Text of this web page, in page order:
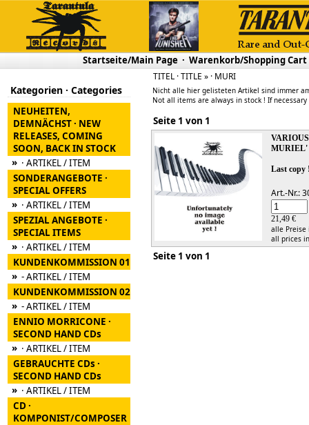
Startseite/Main Page · Warenkorb/Shopping Cart
Kategorien · Categories
NEUHEITEN,
DEMNÄCHST · NEW
RELEASES, COMING
SOON, BACK IN STOCK
» · ARTIKEL / ITEM
SONDERANGEBOTE ·
SPECIAL OFFERS
» · ARTIKEL / ITEM
SPEZIAL ANGEBOTE ·
SPECIAL ITEMS
» · ARTIKEL / ITEM
KUNDENKOMMISSION 01
» - ARTIKEL / ITEM
KUNDENKOMMISSION 02
» - ARTIKEL / ITEM
ENNIO MORRICONE ·
SECOND HAND CDs
» · ARTIKEL / ITEM
GEBRAUCHTE CDs ·
SECOND HAND CDs
» · ARTIKEL / ITEM
CD ·
KOMPONIST/COMPOSER
TITEL · TITLE » · MURI
Nicht alle hier gelisteten Artikel sind immer
Not all items are always in stock ! If
Seite 1 von 1
VARIOUS
MURIEL'
Last copy
Art.-Nr.:
21,49 €
alle
all prices
Seite 1 von 1